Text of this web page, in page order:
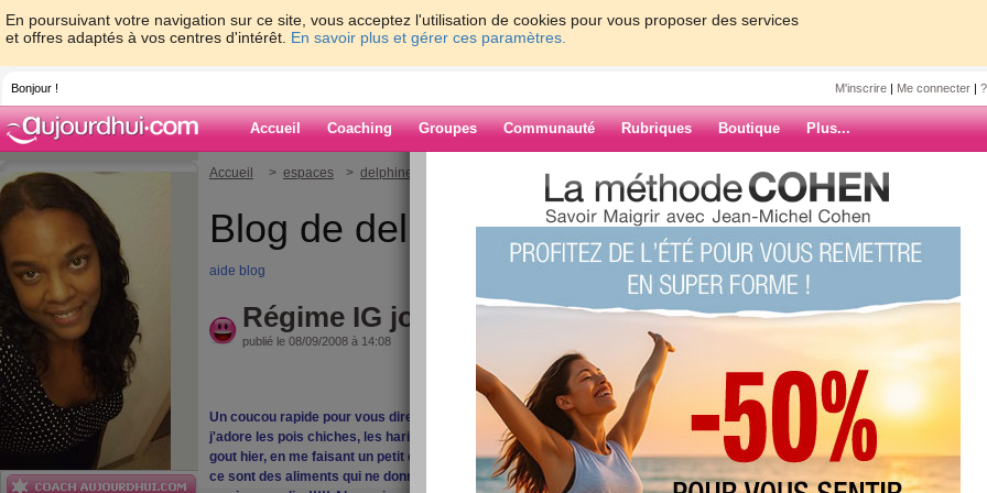
En poursuivant votre navigation sur ce site, vous acceptez l'utilisation de cookies pour vous proposer des services
et offres adaptés à vos centres d'intérêt. En savoir plus et gérer ces paramètres.
Bonjour ! M'inscrire | Me connecter |
Accueil Coaching Groupes Communauté Rubriques Boutique Plus...
Accueil > espaces > delphinetika > Régime IG jour 1
Blog de delphinetika
aide blog
Régime IG jour 1
publié le 08/09/2008 à 14:08
Un coucou rapide pour vous dire que tout va bien! Les repas me conviennent,
j'adore les pois chiches, les haricots ect......j'ai commencé pour avoir un avant
gout hier, en me faisant un petit chili light....ce que je remarque, c'est juste que
ce sont des aliments qui ne donnent pas une digestion facile si vous voyez ce
ARCHIVES